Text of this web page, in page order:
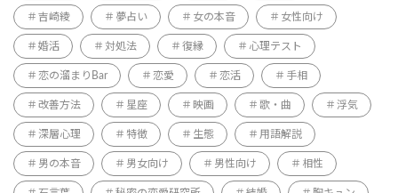
吉崎綾 夢占い 女の本音 女性向け
婚活 対処法 復縁 心理テスト
恋の溜まりBar 恋愛 恋活 手相
改善方法 星座 映画 歌・曲 浮気
深層心理 特徴 生態 用語解説
男の本音 男女向け 男性向け 相性